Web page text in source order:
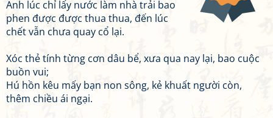
Anh lúc chỉ lấy nước làm nhà trải bao
phen được được thua thua, đến lúc
chết vẫn chưa quay cổ lại.
Xóc thẻ tính từng cơn dâu bể, xưa qua nay lại, bao cuộc
buồn vui;
Hú hồn kêu mấy bạn non sông, kẻ khuất người còn,
thêm chiều ái ngại.